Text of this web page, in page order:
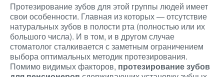
Протезирование зубов для этой группы людей имеет
свои особенности. Главная из которых — отсутствие
натуральных зубов в полости рта (полностью или их
большого числа). И в том, и в другом случае
стоматолог сталкивается с заметным ограничением
выбора оптимальных методик протезирования.
Помимо видимых факторов, протезирование зубов